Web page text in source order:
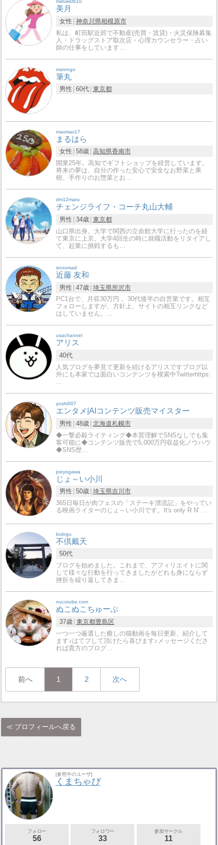
miduki0610
美月
女性 神奈川県相模原市
私は、町田駅近郊で不動産(売買・賃貸)・火災保険募集
人・ドラッグストア取次店・心理カウンセラー・占い
師の仕事をしています…
msnrngo
筆丸
男性 60代 東京都
maxmax17
まるはら
女性 58歳 高知県香南市
開業25年。高知でギフトショップを経営しています。
将来の夢は、自分の作った安心で安全なお野菜と果
樹、手作りのお惣菜とお…
dm12maru
チェンジライフ・コーチ丸山大輔
男性 34歳 東京都
山口県出身。大学で関西の立命館大学に行ったのを経
て東京に上京。大学4回生の時に就職活動をリタイアし
て、起業に挑戦するも…
snnomad
近藤 友和
男性 47歳 埼玉県所沢市
PC1台で、月収30万円 。30代後半の自営業です。相互
フォローしますが、方針上、サイトの相互リンクなど
はしていません。…
usachannel
アリス
40代
人気ブログを夢見て更新を続けるアリスですブログ以
外にも本家では面白いコンテンツを模索中Twitterhttps:
yoshi007
エンタメ|AIコンテンツ販売マイスター
男性 48歳 北海道札幌市
◆一撃必殺ライティング◆本質理解でSNSなしでも集
客可能に◆コンテンツ販売で5,000万円収益化ノウハウ
◆SNS歴…
joeyogawa
じょ～い小川
男性 50歳 埼玉県吉川市
365日毎日が肉フェスの「ステーキ漂流記」をやってい
る映画ライターのじょ～い小川です。It's only R N' …
bulogu
不倶戴天
50代
ブログを始めました。これまで、アフィリエイトに関
して様々な行動を行ってきましたがどれも身にならず
挫折を繰り返してきま…
nucotube.com
ぬこぬこちゅーぶ
37歳 東京都豊島区
一つ一つ厳選した癒しの猫動画を毎日更新、紹介して
ます♪はてブして頂けたら喜びます♪メッセージくださ
れば貴方のブログ…
前へ 1 2 次へ
プロフィールへ戻る
[参照中のユーザ]
くまちゃぴ
フォロー
56
フォロワー
33
参加サークル
11